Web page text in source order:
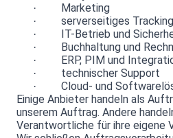
· Marketing
· serverseitiges Tracking
· IT-Betrieb und
· Buchhaltung und
· ERP, PIM und
· technischer Support
·
Cloud- und
Einige Anbieter handeln als
unserem Auftrag. Andere
Verantwortliche für ihre eigene